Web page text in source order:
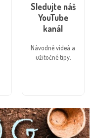
Sledujte náš
YouTube
kanál
Návodné videá a
užitočné tipy.